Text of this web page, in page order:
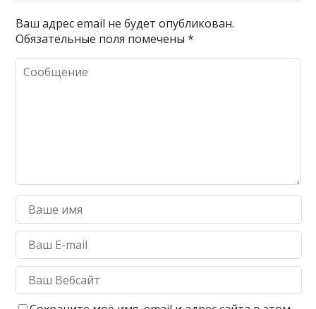
Ваш адрес email не будет опубликован.
Обязательные поля помечены*